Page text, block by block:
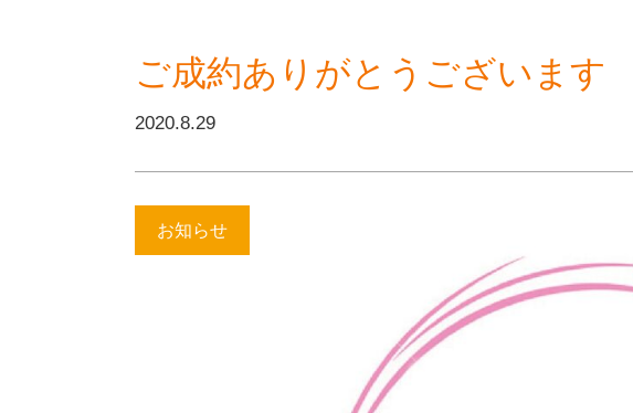
ご成約ありがとうございます
2020.8.29
お知らせ